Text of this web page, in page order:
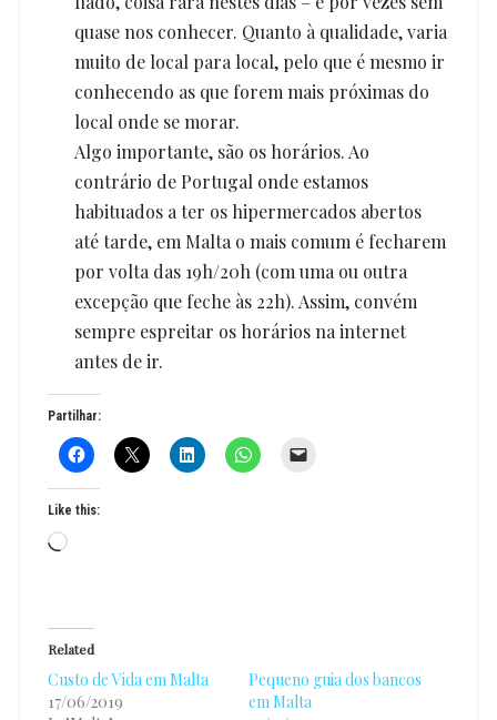
quase nos conhecer. Quanto à qualidade, varia
muito de local para local, pelo que é mesmo ir
conhecendo as que forem mais próximas do
local onde se morar.
Algo importante, são os horários. Ao
contrário de Portugal onde estamos
habituados a ter os hipermercados abertos
até tarde, em Malta o mais comum é fecharem
por volta das 19h/20h (com uma ou outra
excepção que feche às 22h). Assim, convém
sempre espreitar os horários na internet
antes de ir.
Partilhar:
Like this:
Loading…
Related
Custo de Vida em Malta
17/06/2019
Pequeno guia dos bancos
em Malta